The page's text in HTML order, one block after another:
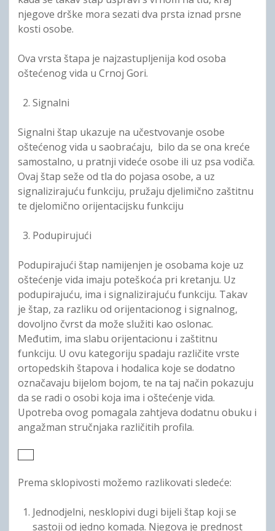
njegove drške mora sezati dva prsta iznad prsne
kosti osobe.
Ova vrsta štapa je najzastupljenija kod osoba
oštećenog vida u Crnoj Gori.
Signalni
Signalni štap ukazuje na učestvovanje osobe
oštećenog vida u saobraćaju, bilo da se ona kreće
samostalno, u pratnji videće osobe ili uz psa vodiča.
Ovaj štap seže od tla do pojasa osobe, a uz
signalizirajuću funkciju, pružaju djelimično zaštitnu
te djelomično orijentacijsku funkciju
Podupirujući
Podupirajući štap namijenjen je osobama koje uz
oštećenje vida imaju poteškoća pri kretanju. Uz
podupirajuću, ima i signalizirajuću funkciju. Takav
je štap, za razliku od orijentacionog i signalnog,
dovoljno čvrst da može služiti kao oslonac.
Međutim, ima slabu orijentacionu i zaštitnu
funkciju. U ovu kategoriju spadaju različite vrste
ortopedskih štapova i hodalica koje se dodatno
označavaju bijelom bojom, te na taj način pokazuju
da se radi o osobi koja ima i oštećenje vida.
Upotreba ovog pomagala zahtjeva dodatnu obuku i
angažman stručnjaka različitih profila.
Prema sklopivosti možemo razlikovati sledeće:
Jednodjelni, nesklopivi dugi bijeli štap koji se
sastoji od jedno komada. Njegova je prednost